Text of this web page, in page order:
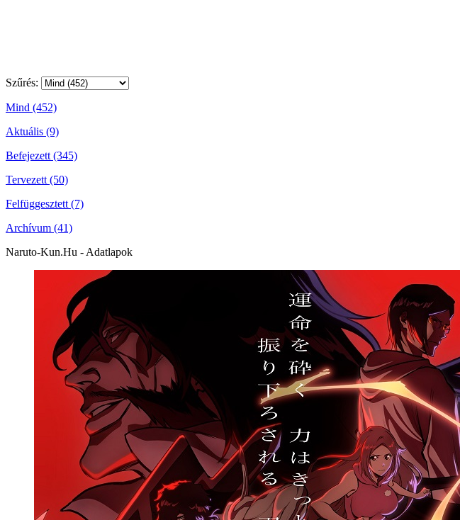
Szűrés:
Mind (452)
Aktuális (9)
Befejezett (345)
Tervezett (50)
Felfüggesztett (7)
Archívum (41)
Naruto-Kun.Hu - Adatlapok